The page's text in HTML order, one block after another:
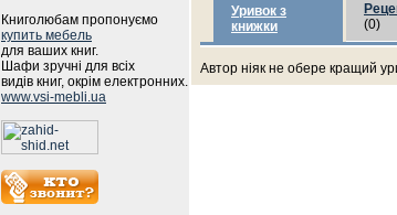
Книголюбам пропонуємо
купить мебель
для ваших книг.
Шафи зручні для всіх
видів книг, окрім електронних.
www.vsi-mebli.ua
Уривок з
книжки
(0)
Автор ніяк не обере кращий